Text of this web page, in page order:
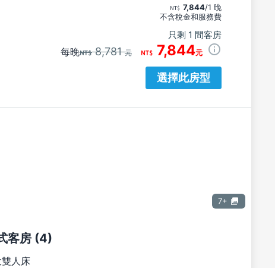
7,844/1 晚
不含稅金和服務費
只剩 1 間客房
每晚 8,781元 7,844元
選擇此房型
7+
客房 (4)
人床